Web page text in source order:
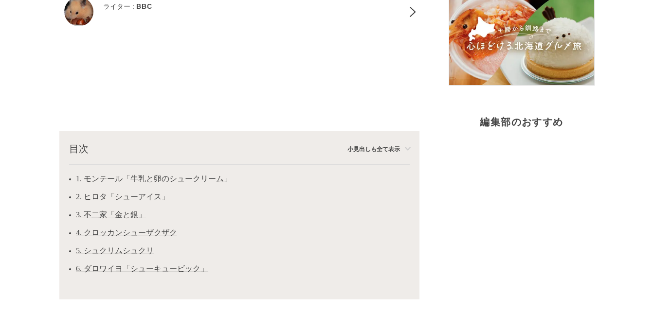
ライター : BBC
目次 小見出しも全て表示
1. モンテール「牛乳と卵のシュークリーム」
2. ヒロタ「シューアイス」
3. 不二家「金と銀」
4. クロッカンシューザクザク
5. シュクリムシュクリ
6. ダロワイヨ「シューキュービック」
編集部のおすすめ